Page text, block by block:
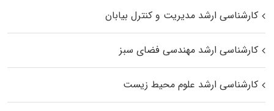
کارشناسی ارشد مدیریت و کنترل بیابان
کارشناسی ارشد مهندسی فضای سبز
کارشناسی ارشد علوم محیط‌ زیست